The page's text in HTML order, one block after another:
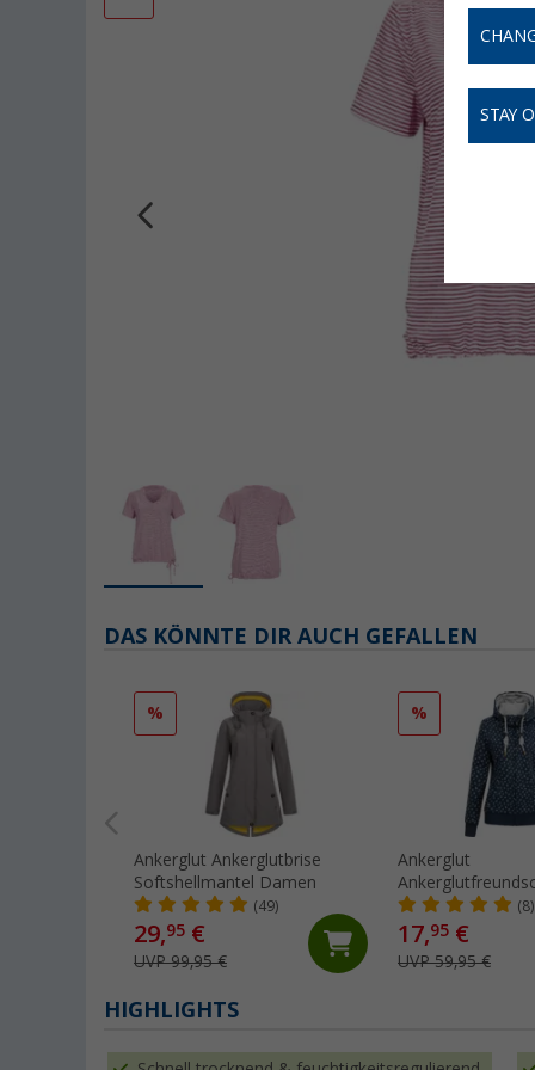
DAS KÖNNTE DIR AUCH GEFALLEN
%
Ankerglut Ankerglutbrise
Softshellmantel Damen
(49)
29,95 €
UVP 99,95 €
%
Ankerglut
Sweatjacke
(8)
17,95 €
UVP 59,95 €
HIGHLIGHTS
STAY